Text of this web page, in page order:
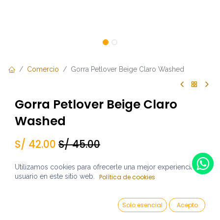
Comercio Gorra Petlover Beige Claro Washed
Gorra Petlover Beige Claro
Washed
S/ 42.00 S/45.00
Por el momento no contamos con unidades disponibles,
por favor contáctanos para mas detalle.
Reciba una notificación cuando vuelva a estar
disponible
Utilizamos cookies para ofrecerle una mejor experiencia de
usuario en este sitio web.
Política de cookies
Solo esencial Acepto